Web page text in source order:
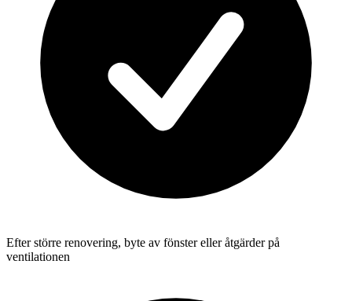
Efter större renovering, byte av fönster eller åtgärder på
ventilationen